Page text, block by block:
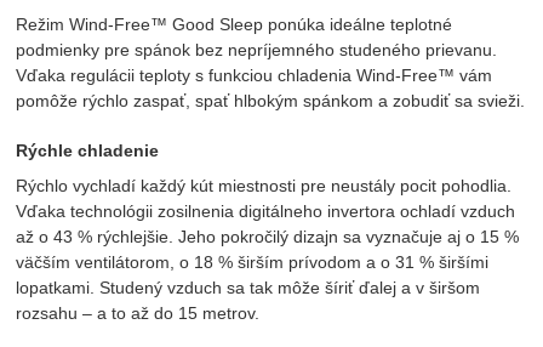
Režim Wind-Free™ Good Sleep ponúka ideálne teplotné
podmienky pre spánok bez nepríjemného studeného prievanu.
Vďaka regulácii teploty s funkciou chladenia Wind-Free™ vám
pomôže rýchlo zaspať, spať hlbokým spánkom a zobudiť sa svieži.
Rýchle chladenie
Rýchlo vychladí každý kút miestnosti pre neustály pocit pohodlia.
Vďaka technológii zosilnenia digitálneho invertora ochladí vzduch
až o 43 % rýchlejšie. Jeho pokročilý dizajn sa vyznačuje aj o 15 %
väčším ventilátorom, o 18 % širším prívodom a o 31 % širšími
lopatkami. Studený vzduch sa tak môže šíriť ďalej a v širšom
rozsahu – a to až do 15 metrov.